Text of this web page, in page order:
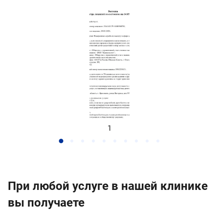
1
При любой услуге в нашей клинике
вы получаете